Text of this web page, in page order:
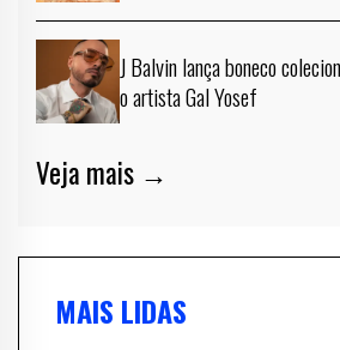
J Balvin lança boneco
o artista Gal Yosef
Veja mais →
MAIS LIDAS